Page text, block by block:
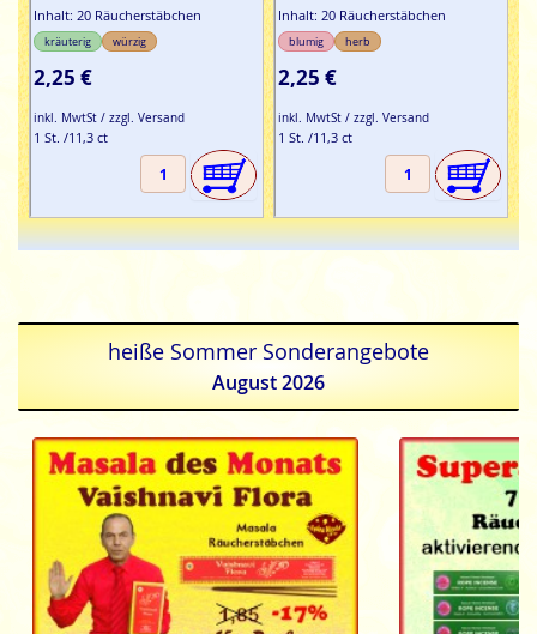
Inhalt: 20 Räucherstäbchen
kräuterig würzig
2,25 €
inkl. MwtSt / zzgl. Versand
1 St. /11,3 ct
Inhalt: 20 Räucherstäbchen
blumig herb
2,25 €
inkl. MwtSt / zzgl. Versand
1 St. /11,3 ct
heiße Sommer Sonderangebote
August 2026